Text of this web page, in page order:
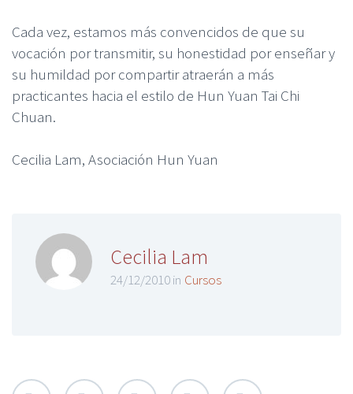
Cada vez, estamos más convencidos de que su
vocación por transmitir, su honestidad por enseñar y
su humildad por compartir atraerán a más
practicantes hacia el estilo de Hun Yuan Tai Chi
Chuan.
Cecilia Lam, Asociación Hun Yuan
Cecilia Lam
24/12/2010 in Cursos